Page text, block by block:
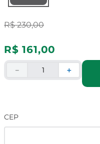
R$ 230,00
R$ 161,00
＋
－
CEP